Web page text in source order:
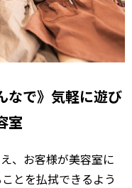
なで》気軽に遊び
室
、お客様が美容室に
とを払拭できるよう